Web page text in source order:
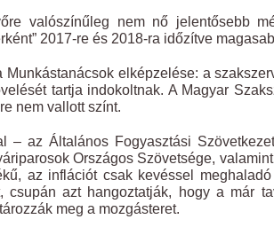
valószínűleg nem nő jelentősebb
2017-re és 2018-ra időzítve
Munkástanácsok elképzelése: a
tartja indokoltnak. A Magyar
nem vallott színt.
– az Általános Fogyasztási
Országos Szövetsége,
az inflációt csak kevéssel
csupán azt hangoztatják, hogy a már
meg a mozgásteret.